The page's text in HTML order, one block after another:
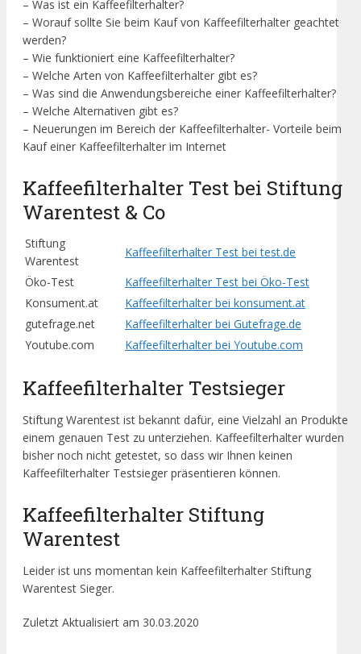
– Was ist ein Kaffeefilterhalter?
– Worauf sollte Sie beim Kauf von Kaffeefilterhalter geachtet
werden?
– Wie funktioniert eine Kaffeefilterhalter?
– Welche Arten von Kaffeefilterhalter gibt es?
– Was sind die Anwendungsbereiche einer Kaffeefilterhalter?
– Welche Alternativen gibt es?
– Neuerungen im Bereich der Kaffeefilterhalter- Vorteile beim
Kauf einer Kaffeefilterhalter im Internet
Kaffeefilterhalter Test bei Stiftung
Warentest & Co
Stiftung
Warentest
Kaffeefilterhalter Test bei test.de
Öko-Test
Kaffeefilterhalter Test bei Öko-Test
Konsument.at
Kaffeefilterhalter bei konsument.at
gutefrage.net
Kaffeefilterhalter bei Gutefrage.de
Youtube.com
Kaffeefilterhalter bei Youtube.com
Kaffeefilterhalter Testsieger
Stiftung Warentest ist bekannt dafür, eine Vielzahl an Produkte
einem genauen Test zu unterziehen. Kaffeefilterhalter wurden
bisher noch nicht getestet, so dass wir Ihnen keinen
Kaffeefilterhalter Testsieger präsentieren können.
Kaffeefilterhalter Stiftung
Warentest
Leider ist uns momentan kein Kaffeefilterhalter Stiftung
Warentest Sieger.
Zuletzt Aktualisiert am 30.03.2020